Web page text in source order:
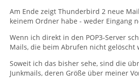
Am Ende zeigt Thunderbird 2 neue
keinem Ordner habe - weder Eingang
Wenn ich direkt in den POP3-Server
Mails, die beim Abrufen nicht gelöscht
Soweit ich das bisher sehe, sind die
Junkmails, deren Größe über meiner